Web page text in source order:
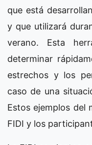
que está
y que utilizará
verano. Esta
determinar
estrechos y los
caso de una
Estos ejemplos del
FIDI y los